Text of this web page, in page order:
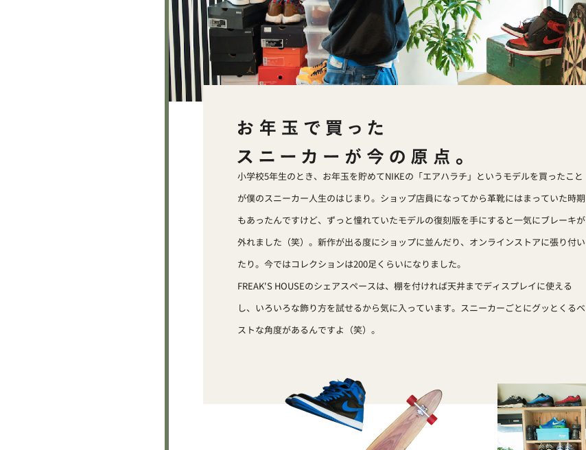
小学校5年生のとき、お年玉を貯めてNIKEの「エアハラチ」というモデルを買ったこと
が僕のスニーカー人生のはじまり。ショップ店員になってから革靴にはまっていた時期
もあったんですけど、ずっと憧れていたモデルの復刻版を手にすると一気にブレーキが
外れました（笑）。新作が出る度にショップに並んだり、オンラインストアに張り付い
たり。今ではコレクションは200足くらいになりました。
FREAK'S HOUSEのシェアスペースは、棚を付ければ天井までディスプレイに使える
し、いろいろな飾り方を試せるから気に入っています。スニーカーごとにグッとくるベ
ストな角度があるんですよ（笑）。